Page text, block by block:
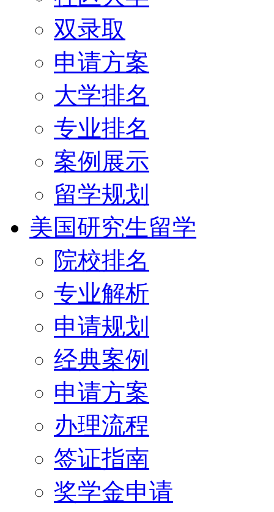
双录取
申请方案
大学排名
专业排名
案例展示
留学规划
美国研究生留学
院校排名
专业解析
申请规划
经典案例
申请方案
办理流程
签证指南
奖学金申请